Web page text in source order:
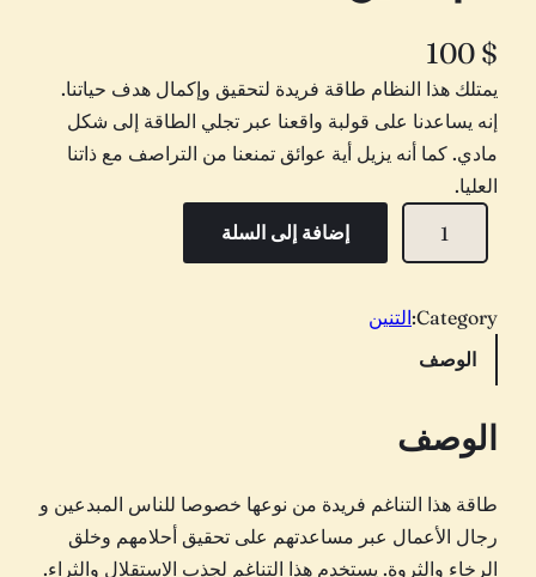
100 $
يمتلك هذا النظام طاقة فريدة لتحقيق وإكمال هدف حياتنا.
إنه يساعدنا على قولبة واقعنا عبر تجلي الطاقة إلى شكل
مادي. كما أنه يزيل أية عوائق تمنعنا من التراصف مع ذاتنا
العليا.
ة
ن
ي
إضافة إلى السلة
Category: التنين
الوصف
الوصف
طاقة هذا التناغم فريدة من نوعها خصوصا للناس المبدعين و
رجال الأعمال عبر مساعدتهم على تحقيق أحلامهم وخلق
الرخاء والثروة. يستخدم هذا التناغم لجذب الاستقلال والثراء.